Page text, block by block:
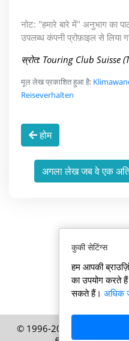
नोट: "हमारे बारे में" अनुभाग का
उपलब्ध कंपनी प्रोफ़ाइल से लिया
स्रोत: Touring Club Suisse
मूल लेख प्रकाशित हुआ है:
Reiseverhalten
होम
अगला लेख जब वे एक
© 1996-2026
कुकी सेटिंग्स
हम आपकी
का उपयोग करते
सकते हैं। अधिक